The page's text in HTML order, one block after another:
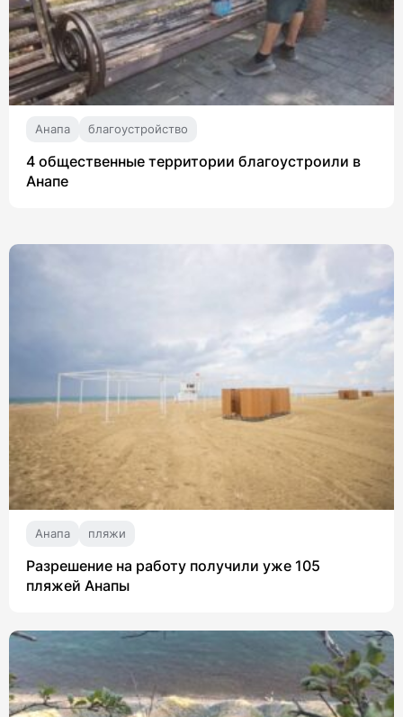
Анапа благоустройство
4 общественные территории благоустроили в
Анапе
Анапа пляжи
Разрешение на работу получили уже 105
пляжей Анапы